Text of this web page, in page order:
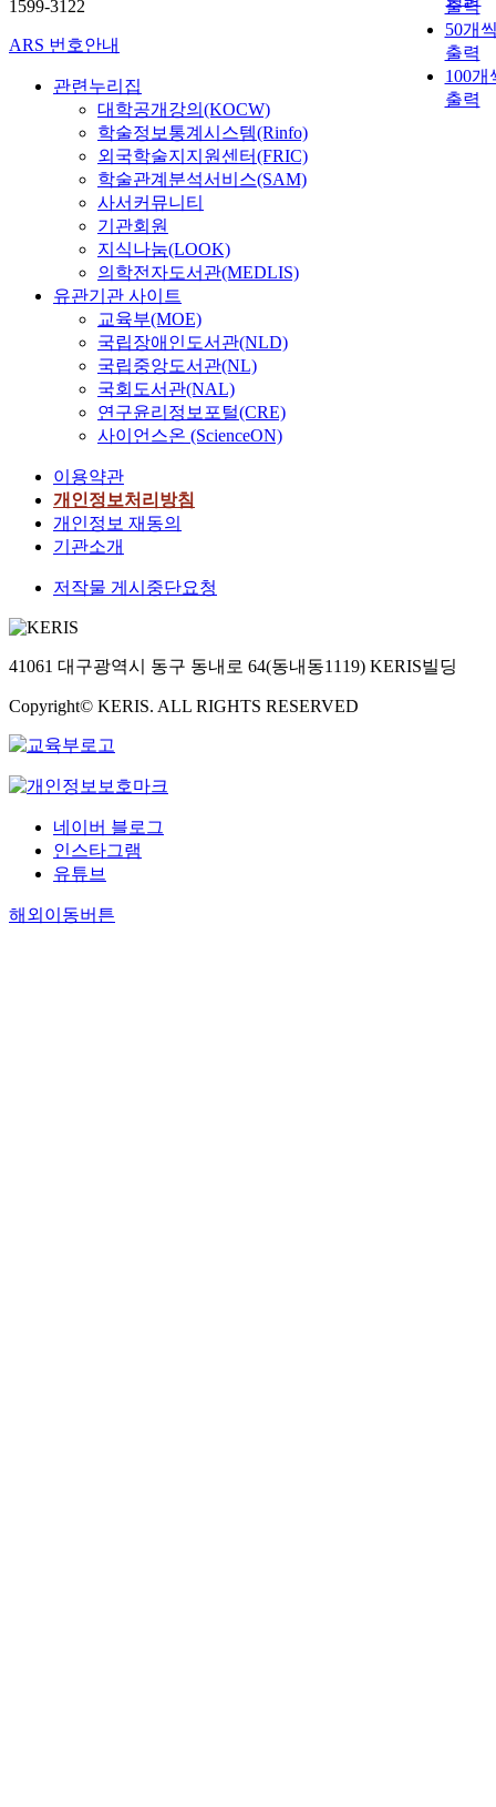
출력
50개
출력
100개
출력
1599-3122
ARS 번호안내
관련누리집
대학공개강의(KOCW)
학술정보통계시스템(Rinfo)
외국학술지지원센터(FRIC)
학술관계분석서비스(SAM)
사서커뮤니티
기관회원
지식나눔(LOOK)
의학전자도서관(MEDLIS)
유관기관 사이트
교육부(MOE)
국립장애인도서관(NLD)
국립중앙도서관(NL)
국회도서관(NAL)
연구윤리정보포털(CRE)
사이언스온 (ScienceON)
이용약관
개인정보처리방침
개인정보 재동의
기관소개
저작물 게시중단요청
41061 대구광역시 동구 동내로 64(동내동1119) KERIS빌딩
Copyright© KERIS. ALL RIGHTS RESERVED
네이버 블로그
인스타그램
유튜브
해외이동버튼